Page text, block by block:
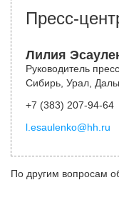
Пресс-
Лилия
Руководитель
Сибирь, Урал,
+7 (383) 207-94-64
l.esaulenko@hh.ru
По другим вопросам